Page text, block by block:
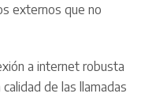
externos que no
a internet robusta
de las llamadas